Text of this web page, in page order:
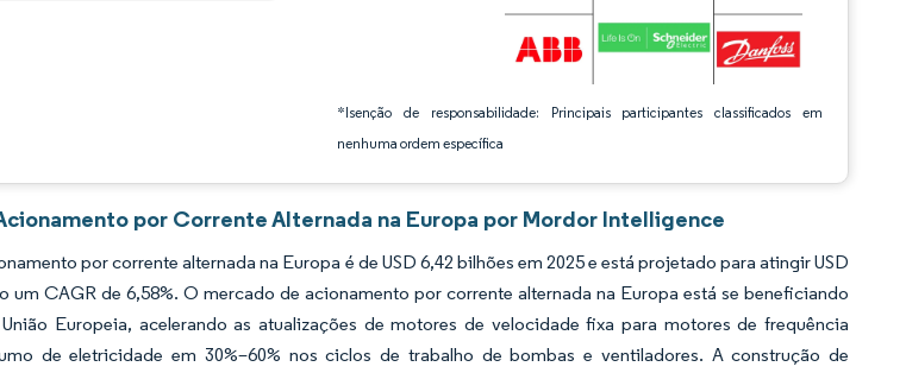
*Isenção de responsabilidade: Principais participantes classificados em
nenhuma ordem específica
por Corrente Alternada na Europa por Mordor Intelligence
por corrente alternada na Europa é de USD 6,42 bilhões em 2025 e está projetado para atingir USD
um CAGR de 6,58%. O mercado de acionamento por corrente alternada na Europa está se beneficiando
Europeia, acelerando as atualizações de motores de velocidade fixa para motores de frequência
de eletricidade em 30%–60% nos ciclos de trabalho de bombas e ventiladores. A construção de